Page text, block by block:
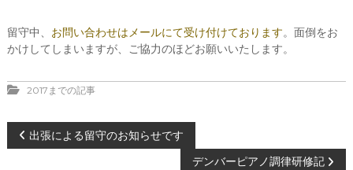
留守中、 お問い合わせはメールにて受け付けております。面倒をお
かけしてしまいますが、ご協力のほどお願いいたします。
2017までの記事
投 出張による留守のお知らせです
デンバーピアノ調律研修記